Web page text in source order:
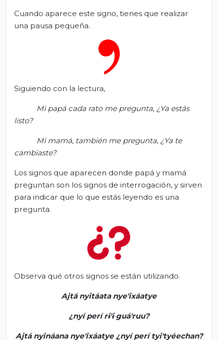
Cuando aparece este signo, tienes que realizar
una pausa pequeña.
Siguiendo con la lectura,
Mi papá cada rato me pregunta, ¿Ya estás
listo?
Mi mamá, también me pregunta, ¿Ya te
cambiaste?
Los signos que aparecen donde papá y mamá
preguntan son los signos de interrogación, y sirven
para indicar que lo que estás leyendo es una
pregunta.
Observa qué otros signos se están utilizando.
Ajtá nyitáata nye'ixáatye
¿nyí perí rɨʹɨ guáʹruu?
Ajtá nyináana nye'ixáatye¿nyí perí tyiʹtyéechan?